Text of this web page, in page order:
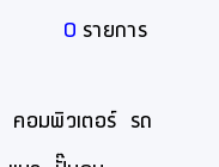
0 รายการ
คอมพิวเตอร์ รถ